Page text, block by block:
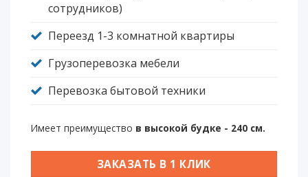
сотрудников)
Переезд 1-3 комнатной квартиры
Грузоперевозка мебели
Перевозка бытовой техники
Имеет преимущество в высокой будке - 240 см.
ЗАКАЗАТЬ В 1 КЛИК